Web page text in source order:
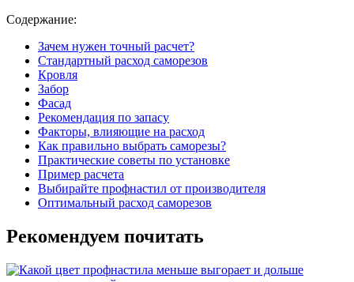
Содержание:
Зачем нужен точный расчет?
Стандартный расход саморезов
Кровля
Забор
Фасад
Рекомендация по запасу
Факторы, влияющие на расход
Как правильно выбрать саморезы?
Практические советы по установке
Пример расчета
Выбирайте профнастил от производителя
Оптимальный расход саморезов
Рекомендуем почитать